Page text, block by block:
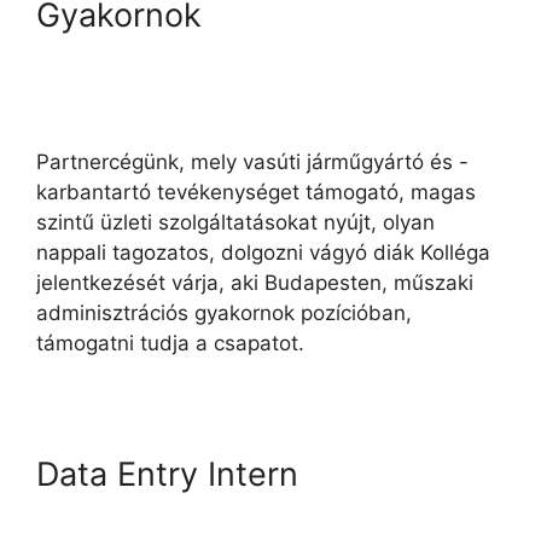
Gyakornok
Partnercégünk, mely vasúti járműgyártó és -
karbantartó tevékenységet támogató, magas
szintű üzleti szolgáltatásokat nyújt, olyan
nappali tagozatos, dolgozni vágyó diák Kolléga
jelentkezését várja, aki Budapesten, műszaki
adminisztrációs gyakornok pozícióban,
támogatni tudja a csapatot.
Data Entry Intern